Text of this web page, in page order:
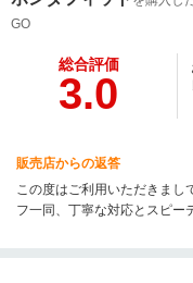
GO
総合評価
3.0
販売店からの返答
この度はご利用いただきまし
フ一同、丁寧な対応とスピー